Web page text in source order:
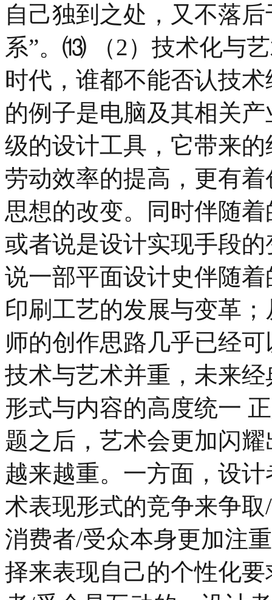
自己独到之处，又不落
系”。⒀ （2）技术化与
时代，谁都不能否认技
的例子是电脑及其相关
级的设计工具，它带来
劳动效率的提高，更有
思想的改变。同时伴随
或者说是设计实现手段
说一部平面设计史伴随
印刷工艺的发展与变革
师的创作思路几乎已经
技术与艺术并重，未来
形式与内容的高度统一
题之后，艺术会更加闪
越来越重。一方面，设
术表现形式的竞争来争
消费者/受众本身更加注
择来表现自己的个性化